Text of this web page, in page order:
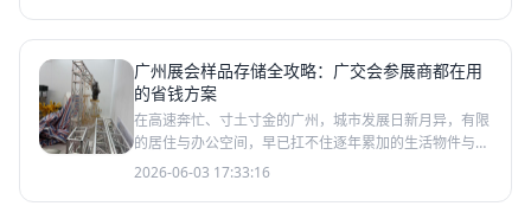
广州展会样品存储全攻略：广交会参展商都在用
的省钱方案
在高速奔忙、寸土寸金的广州，城市发展日新月异，有限
的居住与办公空间，早已扛不住逐年累加的生活物件与经
营物资。换季厚衣塞满衣柜挤占起居空间，小微企业货品
2026-06-03 17:33:16